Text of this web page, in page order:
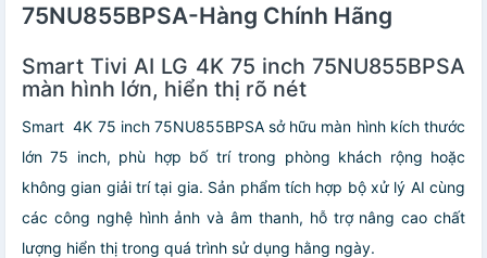
75NU855BPSA-Hàng Chính Hãng
Smart Tivi AI LG 4K 75 inch 75NU855BPSA
màn hình lớn, hiển thị rõ nét
Smart 4K 75 inch 75NU855BPSA sở hữu màn hình kích thước
lớn 75 inch, phù hợp bố trí trong phòng khách rộng hoặc
không gian giải trí tại gia. Sản phẩm tích hợp bộ xử lý AI cùng
các công nghệ hình ảnh và âm thanh, hỗ trợ nâng cao chất
lượng hiển thị trong quá trình sử dụng hằng ngày.